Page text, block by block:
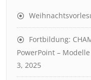
Fortbildung:
PowerPoint –
3, 2025